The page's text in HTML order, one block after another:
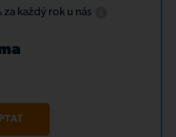
za každý rok u nás